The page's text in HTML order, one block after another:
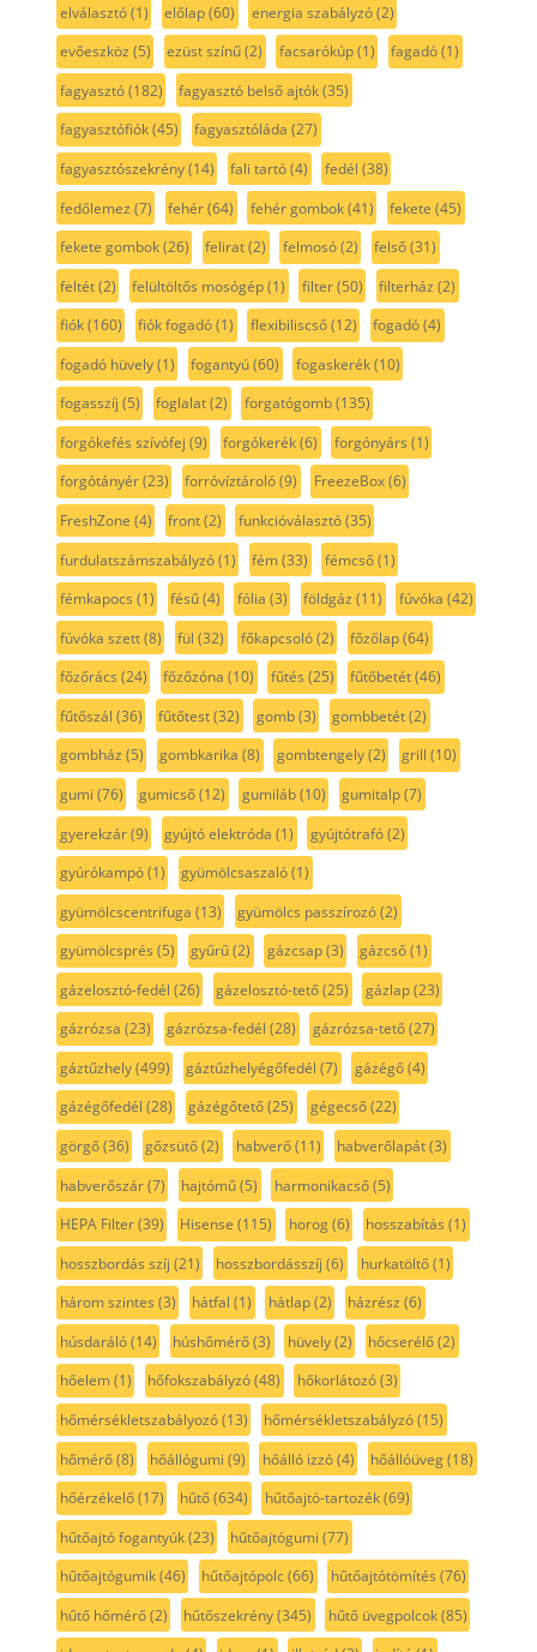
elválasztó(1) előlap(60) energia szabályzó(2)
evőeszköz (5) ezüst színű(2) facsarókúp(1) fagadó(1)
fagyasztó(182) fagyasztó belső ajtók(35)
fagyasztófiók(45) fagyasztóláda (27)
fagyasztószekrény(14) fali tartó(4) fedél (38)
fedőlemez (7) fehér(64) fehér gombok(41) fekete (45)
fekete gombok(26) felirat(2) felmosó(2) felső(31)
feltét(2) felültöltős mosógép(1) filter(50) filterház (2)
fiók(160) fiók fogadó(1) flexibiliscső(12) fogadó(4)
fogadó hüvely(1) fogantyú(60) fogaskerék(10)
fogasszíj (5) foglalat(2) forgatógomb(135)
forgókefés szívófej (9) forgókerék(6) forgónyárs (1)
forgótányér(23) forróvíztároló(9) FreezeBox(6)
FreshZone (4) front(2) funkcióválasztó(35)
furdulatszámszabályzó(1) fém(33) fémcső(1)
fémkapocs (1) fésű(4) fólia (3) földgáz (11) fúvóka (42)
fúvóka szett(8) fül (32) főkapcsoló(2) főzőlap(64)
főzőrács (24) főzőzóna (10) fűtés (25) fűtőbetét(46)
fűtőszál (36) fűtőtest(32) gomb(3) gombbetét(2)
gombház (5) gombkarika (8) gombtengely(2) grill (10)
gumi (76) gumicső(12) gumiláb(10) gumitalp(7)
gyerekzár(9) gyújtó elektróda (1) gyújtótrafó(2)
gyúrókampó(1) gyümölcsaszaló(1)
gyümölcscentrifuga (13) gyümölcs passzírozó(2)
gyümölcsprés (5) gyűrű(2) gázcsap(3) gázcső(1)
gázelosztó-fedél (26) gázelosztó-tető(25) gázlap(23)
gázrózsa (23) gázrózsa-fedél (28) gázrózsa-tető(27)
gáztűzhely(499) gáztűzhelyégőfedél (7) gázégő(4)
gázégőfedél (28) gázégőtető(25) gégecső(22)
görgő(36) gőzsütő(2) habverő(11) habverőlapát(3)
habverőszár(7) hajtómű(5) harmonikacső(5)
HEPA Filter(39) Hisense (115) horog(6) hosszabítás (1)
hosszbordás szíj (21) hosszbordásszíj (6) hurkatöltő(1)
három szintes (3) hátfal (1) hátlap(2) házrész (6)
húsdaráló(14) húshőmérő(3) hüvely(2) hőcserélő(2)
hőelem(1) hőfokszabályzó(48) hőkorlátozó(3)
hőmérsékletszabályozó(13) hőmérsékletszabályzó(15)
hőmérő(8) hőállógumi (9) hőálló izzó(4) hőállóüveg(18)
hőérzékelő(17) hűtő(634) hűtőajtó-tartozék(69)
hűtőajtó fogantyúk(23) hűtőajtógumi (77)
hűtőajtógumik(46) hűtőajtópolc(66) hűtőajtótömítés (76)
hűtő hőmérő(2) hűtőszekrény(345) hűtő üvegpolcok(85)